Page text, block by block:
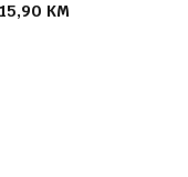
15,90 KM